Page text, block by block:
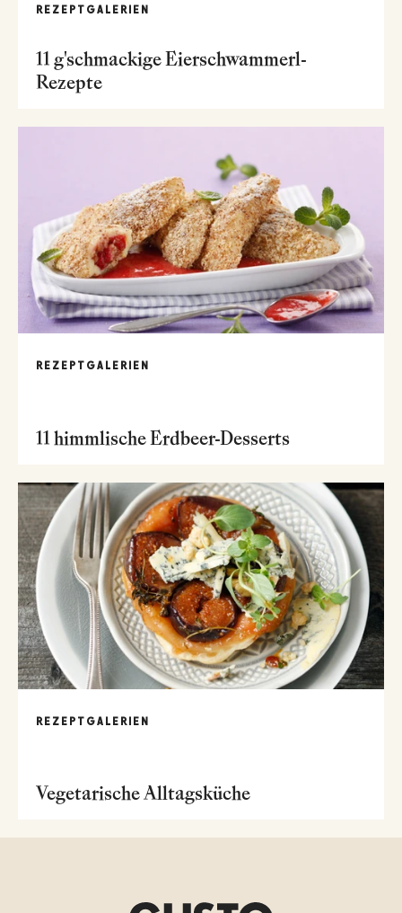
REZEPTGALERIEN
11 g'schmackige Eierschwammerl-
Rezepte
REZEPTGALERIEN
11 himmlische Erdbeer-Desserts
REZEPTGALERIEN
Vegetarische Alltagsküche